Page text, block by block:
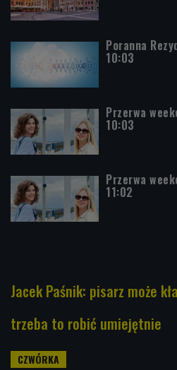
Poranna
10:03
Przerwa
10:03
Przerwa
11:02
Jacek Paśnik: pisarz może
trzeba to robić umiejętnie